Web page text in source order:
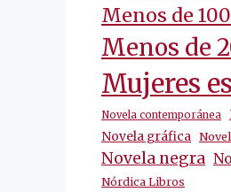
Menos de
Menos de
Mujeres
Novela contemporánea
Novela gráfica
Novela negra
Nórdica Libros